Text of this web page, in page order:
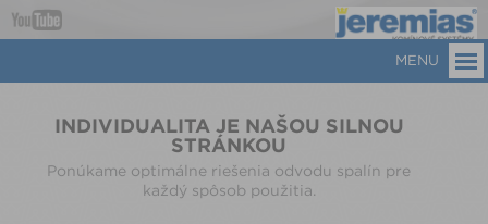
MENU
INDIVIDUALITA JE NAŠOU SILNOU
STRÁNKOU
Ponúkame optimálne riešenia odvodu spalín pre
každý spôsob použitia.